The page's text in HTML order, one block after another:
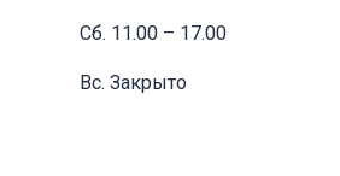
Сб. 11.00 – 17.00
Вс. Закрыто